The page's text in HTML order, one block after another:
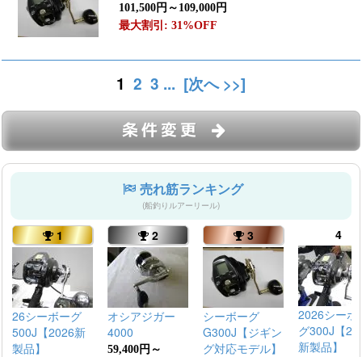
101,500円～109,000円
最大割引: 31%OFF
1 2 3 ... [次へ >>]
条件変更
売れ筋ランキング
(船釣りルアーリール)
1
26シーボーグ
500J【2026新
製品】
2
オシアジガー
4000
59,400円～
3
シーボーグ
G300J【ジギン
グ対応モデル】
4
2026シーボ
グ300J【
新製品】